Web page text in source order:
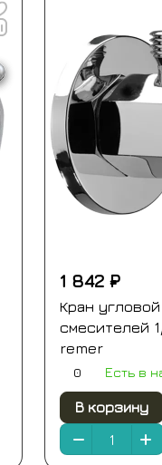
1 842 ₽
Кран
смесителей
remer
0 Есть в
В корзину